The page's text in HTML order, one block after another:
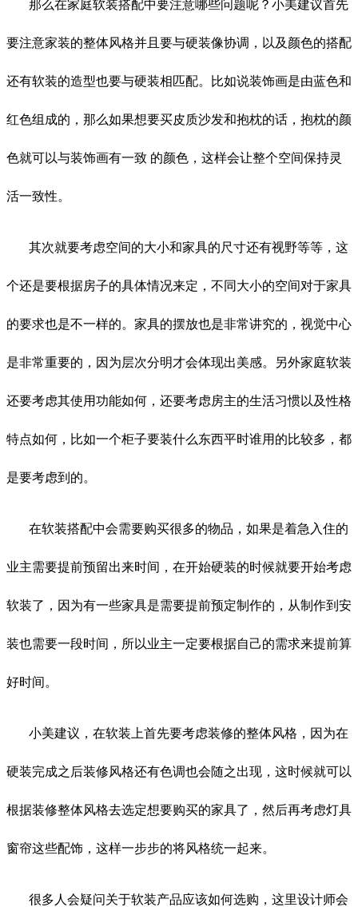
那么在家庭软装搭配中要注意哪些问题呢？小美建议首先
要注意家装的整体风格并且要与硬装像协调，以及颜色的搭配
还有软装的造型也要与硬装相匹配。比如说装饰画是由蓝色和
红色组成的，那么如果想要买皮质沙发和抱枕的话，抱枕的颜
色就可以与装饰画有一致 的颜色，这样会让整个空间保持灵
活一致性。
其次就要考虑空间的大小和家具的尺寸还有视野等等，这
个还是要根据房子的具体情况来定，不同大小的空间对于家具
的要求也是不一样的。家具的摆放也是非常讲究的，视觉中心
是非常重要的，因为层次分明才会体现出美感。另外家庭软装
还要考虑其使用功能如何，还要考虑房主的生活习惯以及性格
特点如何，比如一个柜子要装什么东西平时谁用的比较多，都
是要考虑到的。
在软装搭配中会需要购买很多的物品，如果是着急入住的
业主需要提前预留出来时间，在开始硬装的时候就要开始考虑
软装了，因为有一些家具是需要提前预定制作的，从制作到安
装也需要一段时间，所以业主一定要根据自己的需求来提前算
好时间。
小美建议，在软装上首先要考虑装修的整体风格，因为在
硬装完成之后装修风格还有色调也会随之出现，这时候就可以
根据装修整体风格去选定想要购买的家具了，然后再考虑灯具
窗帘这些配饰，这样一步步的将风格统一起来。
很多人会疑问关于软装产品应该如何选购，这里设计师会